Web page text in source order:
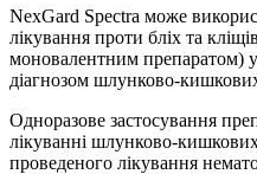
NexGard Spectra може
лікування проти бліх та
моновалентним препаратом)
діагнозом шлунково-
Одноразове застосування
лікуванні шлунково-
проведеного лікування